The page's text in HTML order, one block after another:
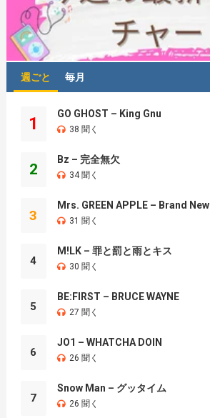
週ごと 毎月
1
GO GHOST – King Gnu
38 聞く
2
Bz – 完全無欠
34 聞く
3
Mrs. GREEN APPLE – Brand New
31 聞く
4
M!LK – 罪と罰と雨とキス
30 聞く
5
BE:FIRST – BRUCE WAYNE
27 聞く
6
JO1 – WHATCHA DOIN
26 聞く
7
Snow Man – グッタイム
26 聞く